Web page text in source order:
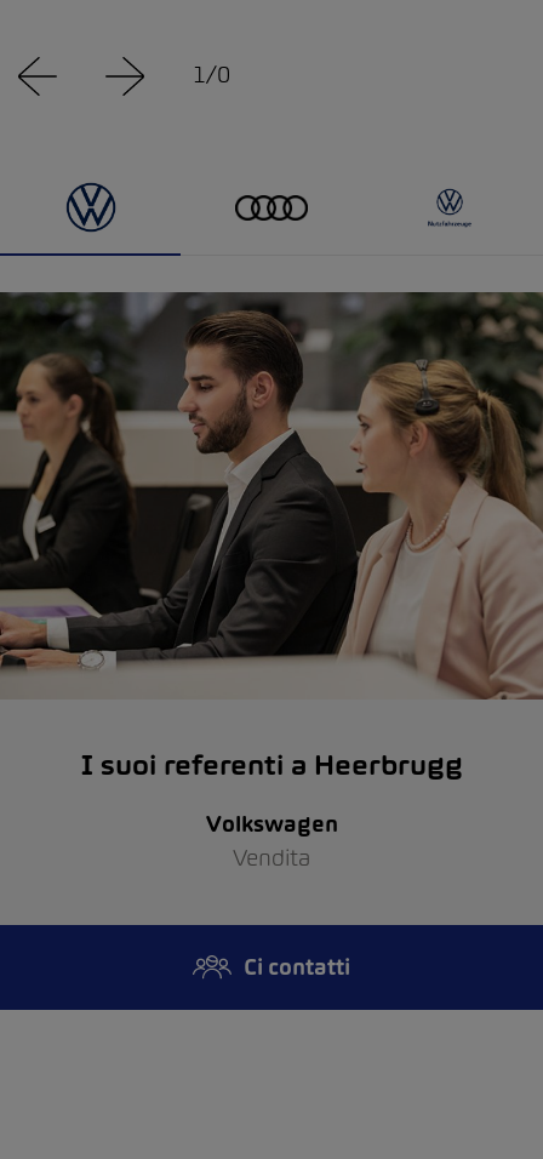
1/0
I suoi referenti a Heerbrugg
Volkswagen
Vendita
Ci contatti